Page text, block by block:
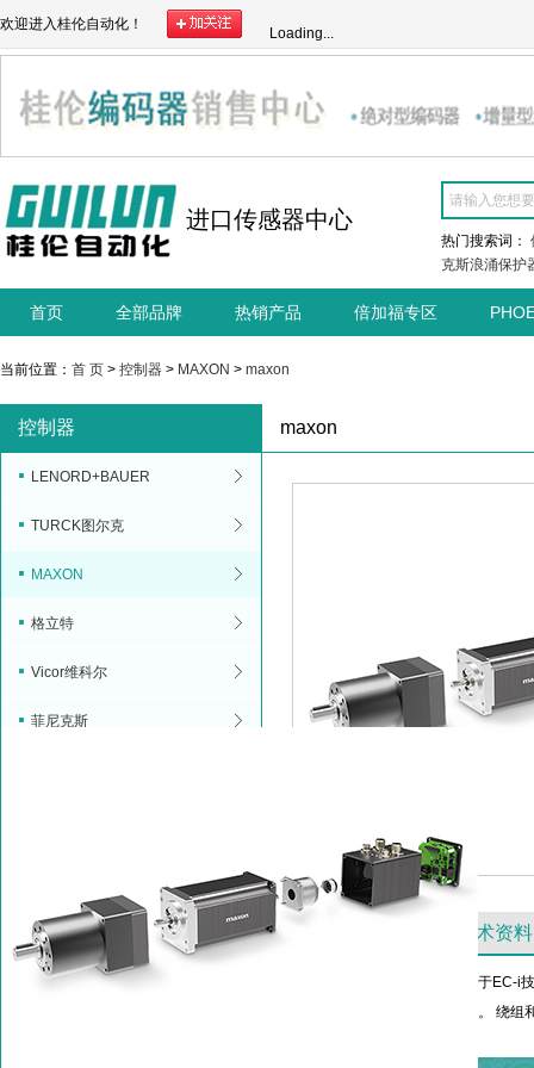
欢迎进入桂伦自动化！
Loading...
进口传感器中心
热门搜索词：
克斯浪涌保护
首页 全部品牌 热销产品 倍加福专区
当前位置： 首 页 > 控制器 > MAXON > maxon
控制器
LENORD+BAUER
TURCK图尔克
MAXON
格立特
Vicor维科尔
菲尼克斯
maxon
技术资料
maxon IDX驱动器包括一台基于EC-i
只需要对输出轴进行密封防护。 绕